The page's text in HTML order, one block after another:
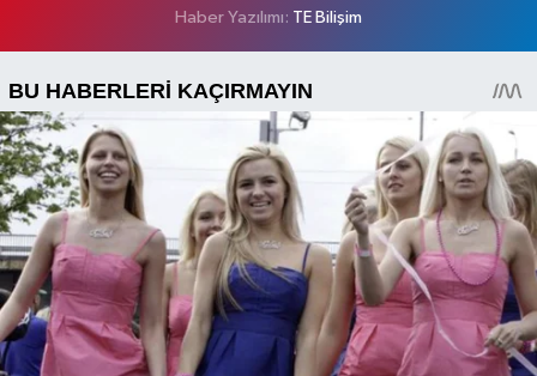
Haber Yazılımı: TE Bilişim